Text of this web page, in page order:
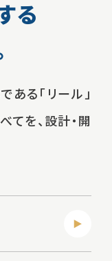
る
ある「リール」
てを、設計・開